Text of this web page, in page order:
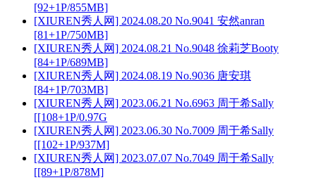
[92+1P/855MB]
[XIUREN秀人网] 2024.08.20 No.9041 安然anran
[81+1P/750MB]
[XIUREN秀人网] 2024.08.21 No.9048 徐莉芝Booty
[84+1P/689MB]
[XIUREN秀人网] 2024.08.19 No.9036 唐安琪
[84+1P/703MB]
[XIUREN秀人网] 2023.06.21 No.6963 周于希Sally
[[108+1P/0.97G
[XIUREN秀人网] 2023.06.30 No.7009 周于希Sally
[[102+1P/937M]
[XIUREN秀人网] 2023.07.07 No.7049 周于希Sally
[[89+1P/878M]